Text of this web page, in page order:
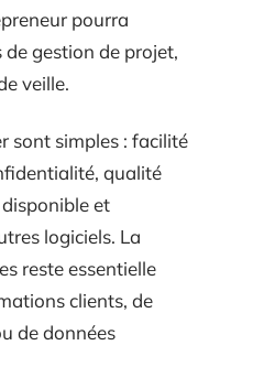
pourra
de gestion de projet,
veille.
sont simples : facilité
qualité
et
logiciels. La
reste essentielle
clients, de
de données